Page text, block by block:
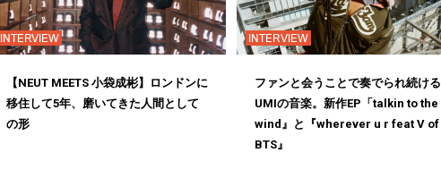
INTERVIEW
【NEUT MEETS 小袋成彬】ロンドンに
移住して5年、磨いてきた人間として
の形
INTERVIEW
ファンと会うことで奏でられ続ける
UMIの音楽。新作EP「talkin to the
wind』と『wherever u r feat V of
BTS』